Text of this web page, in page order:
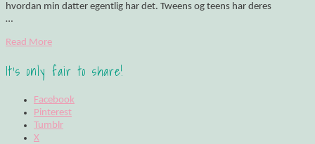
hvordan min datter egentlig har det. Tweens og teens har deres
…
Read More
It's only fair to share!
Facebook
Pinterest
Tumblr
X